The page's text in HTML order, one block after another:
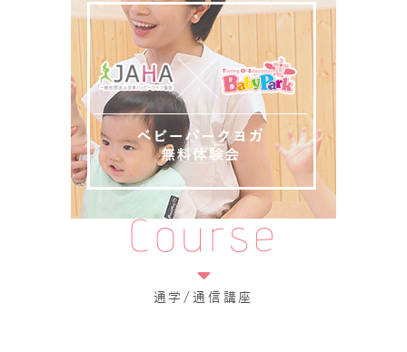
Course
通学/通信講座